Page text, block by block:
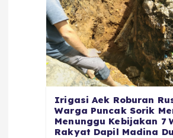
Irigasi Aek Roburan
Warga Puncak Sorik
Menunggu Kebijakan 7
Rakyat Dapil Madina